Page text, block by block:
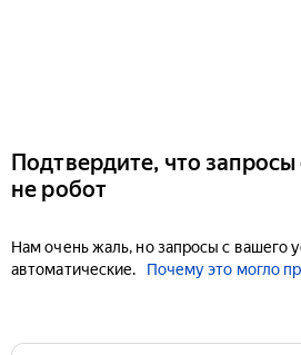
Подтвердите, что
не робот
Нам очень жаль, но запросы с вашего
автоматические.
Почему это могло